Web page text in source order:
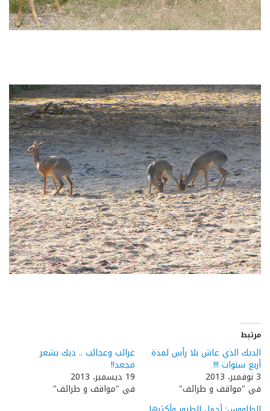
مرتبط
الديك الذي عاش بلا رأس لمدة
أربع سنوات !!!
3 نوفمبر، 2013
في "مواقف و طرائف"
غرائب وعجائب .. ديك بشعر
مجعد!!
19 ديسمبر، 2013
في "مواقف و طرائف"